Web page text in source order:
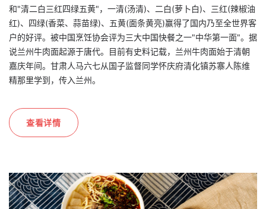
和"清二白三红四绿五黄"，一清(汤清)、二白(萝卜白)、三红(辣椒油
红)、四绿(香菜、蒜苗绿)、五黄(面条黄亮)赢得了国内乃至全世界客
户的好评。被中国烹饪协会评为三大中国快餐之一"中华第一面"。据
说兰州牛肉面起源于唐代。目前有史料记载，兰州牛肉面始于清朝
嘉庆年间。甘肃人马六七从国子监督同学怀庆府清化镇苏寨人陈维
精那里学到，传入兰州。
查看详情